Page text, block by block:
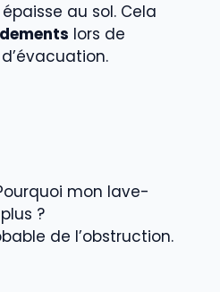
au sol. Cela
lors de
mon lave-
?
de l’obstruction.